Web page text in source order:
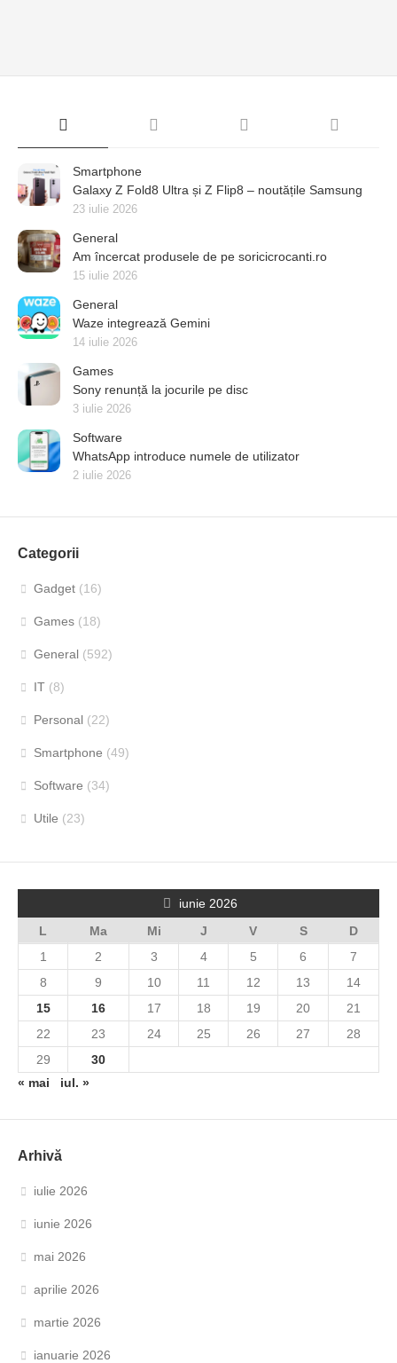
Smartphone
Galaxy Z Fold8 Ultra și Z Flip8 – noutățile Samsung
23 iulie 2026
General
Am încercat produsele de pe soricicrocanti.ro
15 iulie 2026
General
Waze integrează Gemini
14 iulie 2026
Games
Sony renunță la jocurile pe disc
3 iulie 2026
Software
WhatsApp introduce numele de utilizator
2 iulie 2026
Categorii
Gadget (16)
Games (18)
General (592)
IT (8)
Personal (22)
Smartphone (49)
Software (34)
Utile (23)
iunie 2026
L
Ma Mi J V S
D
1
2 3 4 5 6
7
8
9 10 11 12 13
14
15
16 17 18 19 20
21
22
23 24 25 26 27
28
29
30
« mai
iul. »
Arhivă
iulie 2026
iunie 2026
mai 2026
aprilie 2026
martie 2026
ianuarie 2026